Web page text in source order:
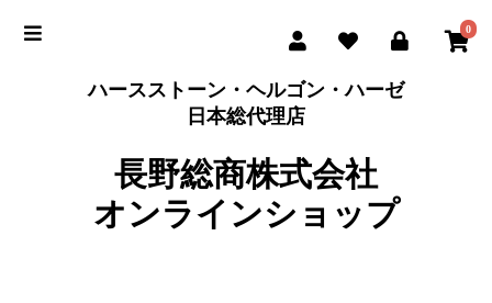
0
ハースストーン・ヘルゴン・ハーゼ
日本総代理店
長野総商株式会社
オンラインショップ